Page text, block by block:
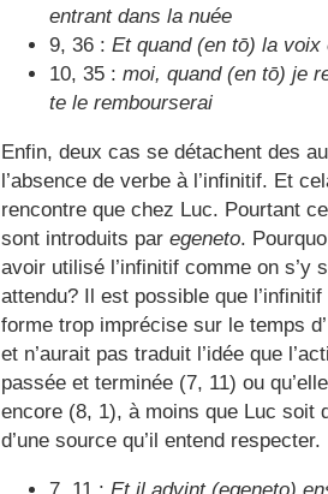
entrant dans la nuée
9, 36 : Et quand (en tō) la voix
10, 35 : moi, quand (en tō) je
te le rembourserai
Enfin, deux cas se détachent des
l’absence de verbe à l’infinitif. Et
rencontre que chez Luc. Pourtant
sont introduits par egeneto.
avoir utilisé l’infinitif comme on s’y
attendu? Il est possible que
forme trop imprécise sur le temps
et n’aurait pas traduit l’idée que
passée et terminée (7, 11) ou
encore (8, 1), à moins que Luc soit
d’une source qu’il entend respecter.